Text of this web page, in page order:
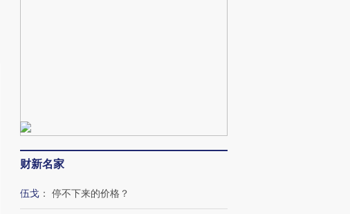
财新名家
伍戈 ： 停不下来的价格？